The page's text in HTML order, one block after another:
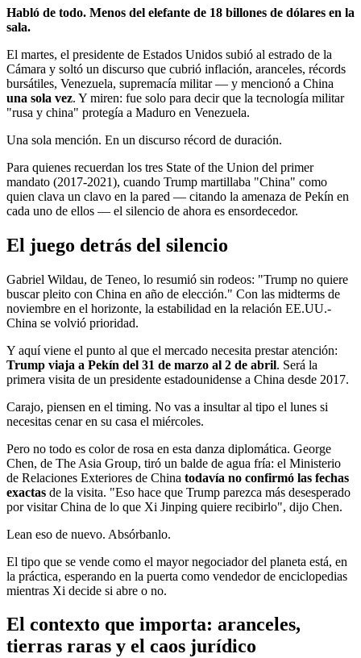
Habló de todo. Menos del elefante de 18 billones de dólares en la
sala.
El martes, el presidente de Estados Unidos subió al estrado de la
Cámara y soltó un discurso que cubrió inflación, aranceles, récords
bursátiles, Venezuela, supremacía militar — y mencionó a China
una sola vez. Y miren: fue solo para decir que la tecnología militar
"rusa y china" protegía a Maduro en Venezuela.
Una sola mención. En un discurso récord de duración.
Para quienes recuerdan los tres State of the Union del primer
mandato (2017-2021), cuando Trump martillaba "China" como
quien clava un clavo en la pared — citando la amenaza de Pekín en
cada uno de ellos — el silencio de ahora es ensordecedor.
El juego detrás del silencio
Gabriel Wildau, de Teneo, lo resumió sin rodeos: "Trump no quiere
buscar pleito con China en año de elección." Con las midterms de
noviembre en el horizonte, la estabilidad en la relación EE.UU.-
China se volvió prioridad.
Y aquí viene el punto al que el mercado necesita prestar atención:
Trump viaja a Pekín del 31 de marzo al 2 de abril. Será la
primera visita de un presidente estadounidense a China desde 2017.
Carajo, piensen en el timing. No vas a insultar al tipo el lunes si
necesitas cenar en su casa el miércoles.
Pero no todo es color de rosa en esta danza diplomática. George
Chen, de The Asia Group, tiró un balde de agua fría: el Ministerio
de Relaciones Exteriores de China todavía no confirmó las fechas
exactas de la visita. "Eso hace que Trump parezca más desesperado
por visitar China de lo que Xi Jinping quiere recibirlo", dijo Chen.
Lean eso de nuevo. Absórbanlo.
El tipo que se vende como el mayor negociador del planeta está, en
la práctica, esperando en la puerta como vendedor de enciclopedias
mientras Xi decide si abre o no.
El contexto que importa: aranceles,
tierras raras y el caos jurídico